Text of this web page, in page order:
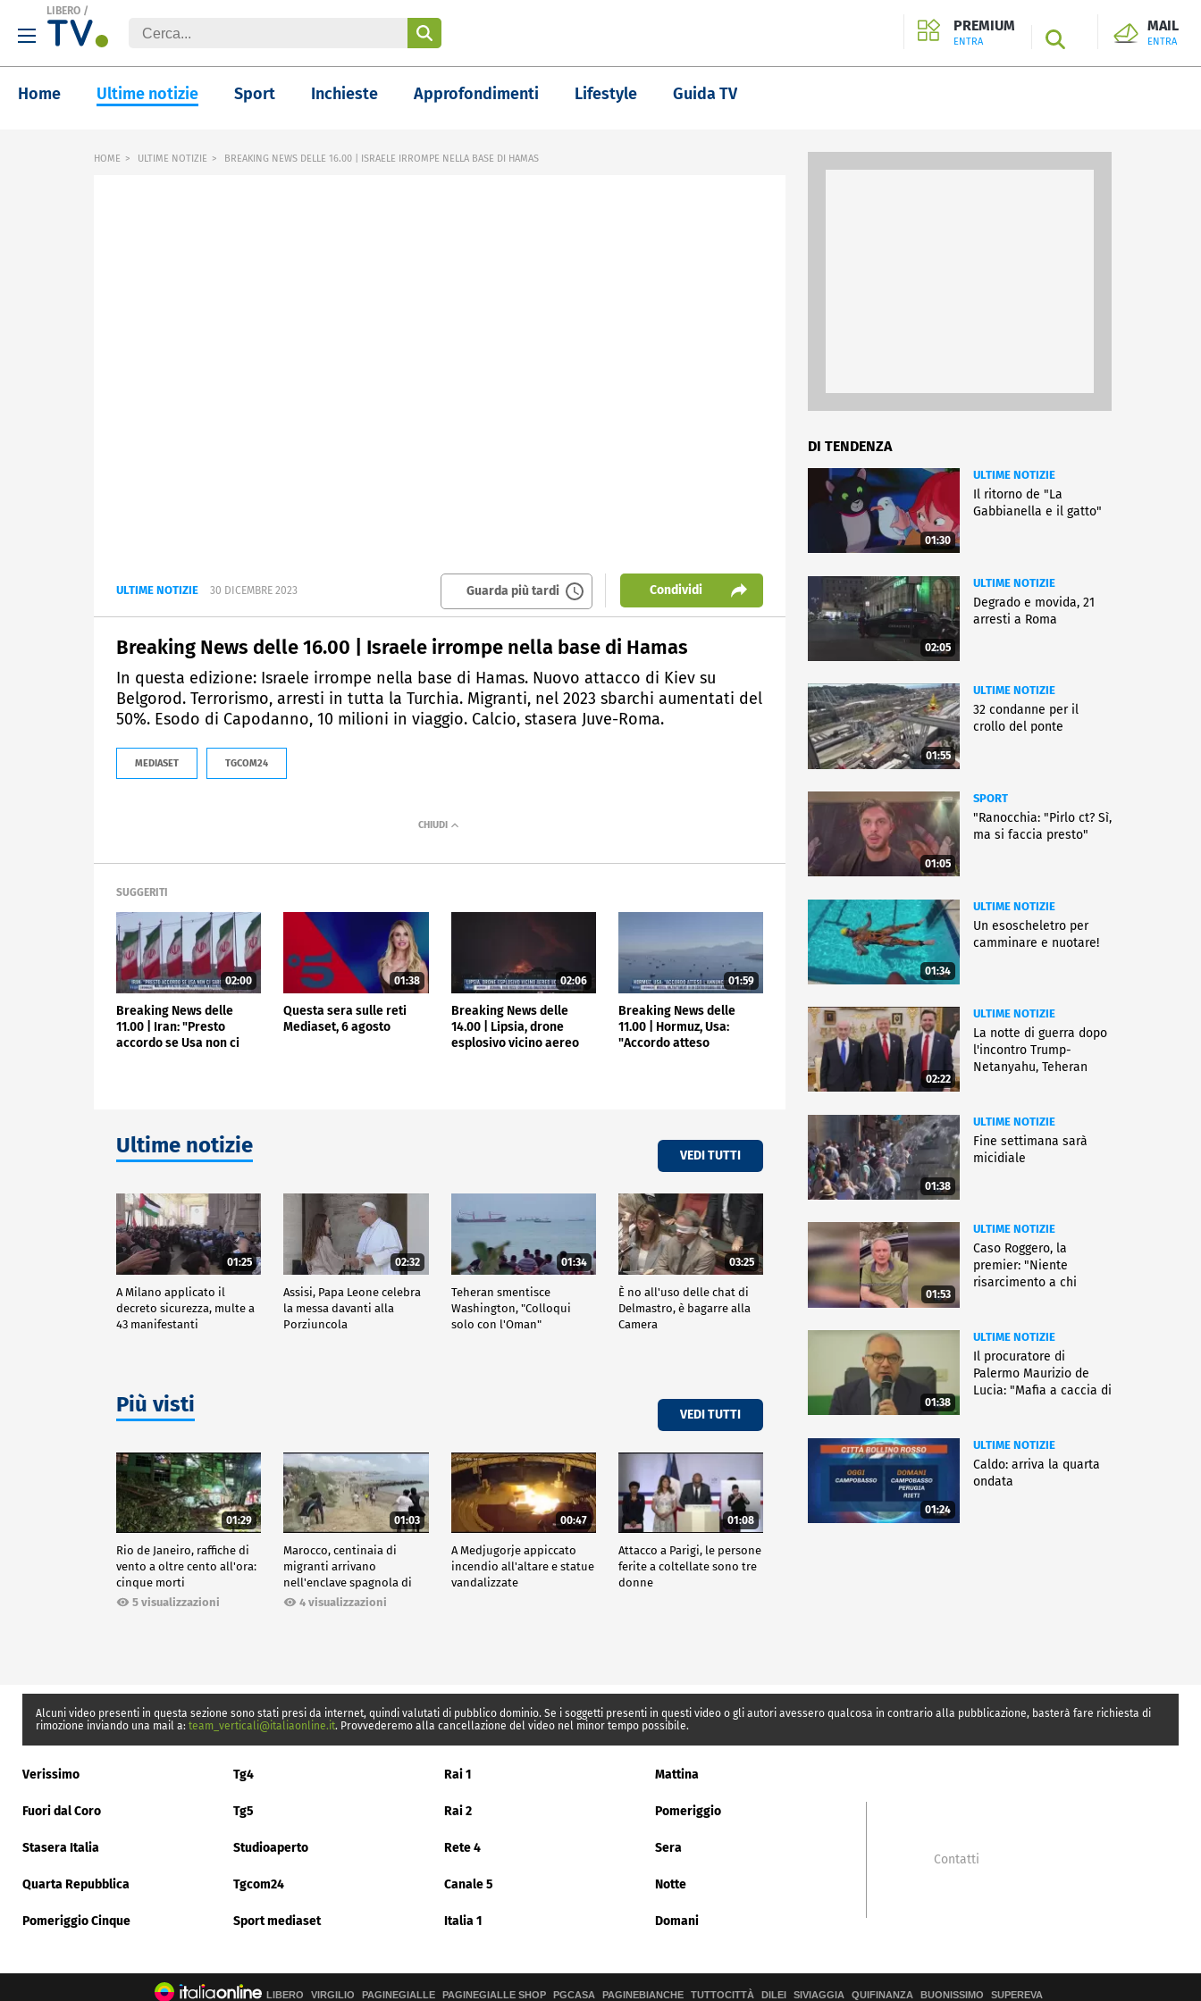
LIBERO /
PREMIUM
ENTRA SEARCH
MAIL
ENTRA
Home Ultime notizie Sport Inchieste Approfondimenti Lifestyle Guida TV
HOME ULTIME NOTIZIE BREAKING NEWS DELLE 16.00 | ISRAELE IRROMPE NELLA BASE DI HAMAS
ULTIME NOTIZIE 30 DICEMBRE 2023 Guarda più tardi Condividi
Breaking News delle 16.00 | Israele irrompe nella base di Hamas
In questa edizione: Israele irrompe nella base di Hamas. Nuovo attacco di Kiev su
Belgorod. Terrorismo, arresti in tutta la Turchia. Migranti, nel 2023 sbarchi aumentati del
50%. Esodo di Capodanno, 10 milioni in viaggio. Calcio, stasera Juve-Roma.
MEDIASET TGCOM24
SUGGERITI
02:00
Breaking News delle
11.00 | Iran: "Presto
accordo se Usa non ci
01:38
Questa sera sulle reti
Mediaset, 6 agosto
02:06
Breaking News delle
14.00 | Lipsia, drone
esplosivo vicino aereo
01:59
Breaking News delle
11.00 | Hormuz, Usa:
"Accordo atteso
Ultime notizie VEDI TUTTI
01:25
A Milano applicato il
decreto sicurezza, multe a
43 manifestanti
02:32
Assisi, Papa Leone celebra
la messa davanti alla
Porziuncola
01:34
Teheran smentisce
Washington, "Colloqui
solo con l'Oman"
03:25
È no all'uso delle chat di
Delmastro, è bagarre alla
Camera
Più visti VEDI TUTTI
01:29
Rio de Janeiro, raffiche di
vento a oltre cento all'ora:
cinque morti
5 visualizzazioni
01:03
Marocco, centinaia di
migranti arrivano
nell'enclave spagnola di
Ceuta4 visualizzazioni
00:47
A Medjugorje appiccato
incendio all'altare e statue
vandalizzate
01:08
Attacco a Parigi, le persone
ferite a coltellate sono tre
donne
DI TENDENZA
01:30
ULTIME NOTIZIE
Il ritorno de "La
Gabbianella e il gatto"
02:05
ULTIME NOTIZIE
Degrado e movida, 21
arresti a Roma
01:55
ULTIME NOTIZIE
32 condanne per il
crollo del ponte
01:05
SPORT
"Ranocchia: "Pirlo ct? Sì,
ma si faccia presto"
01:34
ULTIME NOTIZIE
Un esoscheletro per
camminare e nuotare!
02:22
ULTIME NOTIZIE
La notte di guerra dopo
l'incontro Trump-
Netanyahu, Teheran
01:38
ULTIME NOTIZIE
Fine settimana sarà
micidiale
01:53
ULTIME NOTIZIE
Caso Roggero, la
premier: "Niente
risarcimento a chi
01:38
ULTIME NOTIZIE
Il procuratore di
Palermo Maurizio de
Lucia: "Mafia a caccia di
01:24
ULTIME NOTIZIE
Caldo: arriva la quarta
ondata
Alcuni video presenti in questa sezione sono stati presi da internet, quindi valutati di pubblico dominio. Se i soggetti presenti in questi video o gli autori avessero qualcosa in contrario alla pubblicazione, basterà fare richiesta di
rimozione inviando una mail a: team_verticali@italiaonline.it. Provvederemo alla cancellazione del video nel minor tempo possibile.
Verissimo Tg4 Rai 1 Mattina
Fuori dal Coro Tg5 Rai 2 Pomeriggio
Stasera Italia Studioaperto Rete 4 Sera
Quarta Repubblica Tgcom24 Canale 5 Notte
Pomeriggio Cinque Sport mediaset Italia 1 Domani
Contatti
LIBERO VIRGILIO PAGINEGIALLE PAGINEGIALLE SHOP PGCASA PAGINEBIANCHE TUTTOCITTÀ DILEI SIVIAGGIA QUIFINANZA BUONISSIMO SUPEREVA